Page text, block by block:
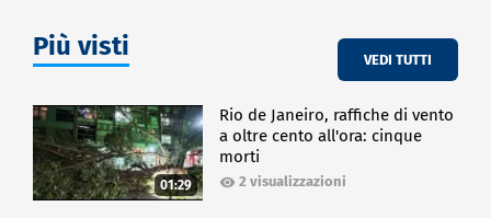
Più visti VEDI TUTTI
01:29
Rio de Janeiro, raffiche di vento
a oltre cento all'ora: cinque
morti
2 visualizzazioni